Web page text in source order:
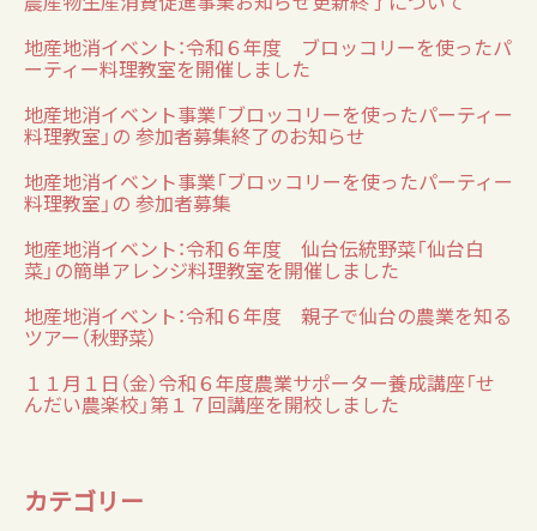
地産地消イベント：令和６年度 ブロッコリーを使ったパ
ーティー料理教室を開催しました
地産地消イベント事業「ブロッコリーを使ったパーティー
料理教室」の 参加者募集終了のお知らせ
地産地消イベント事業「ブロッコリーを使ったパーティー
料理教室」の 参加者募集
地産地消イベント：令和６年度 仙台伝統野菜「仙台白
菜」の簡単アレンジ料理教室を開催しました
地産地消イベント：令和６年度 親子で仙台の農業を知る
ツアー（秋野菜）
１１月１日（金）令和６年度農業サポーター養成講座「せ
んだい農楽校」第１７回講座を開校しました
カテゴリー